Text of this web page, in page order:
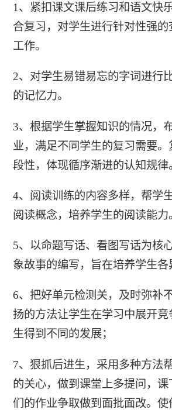
1、紧扣课文课后练习和语文快
合复习，对学生进行针对性强的
工作。
2、对学生易错易忘的字词进行
的记忆力。
3、根据学生掌握知识的情况，
业，满足不同学生的复习需要
段性，体现循序渐进的认知规律
4、阅读训练的内容多样，帮学
阅读概念，培养学生的阅读能力
5、以命题写话、看图写话为核
象故事的编写，旨在培养学生各
6、把好单元检测关，及时弥补
扬的方法让学生在学习中展开
生得到不同的发展；
7、狠抓后进生，采用多种方法
的关心，做到课堂上多提问，
们的作业争取做到面批面改。使